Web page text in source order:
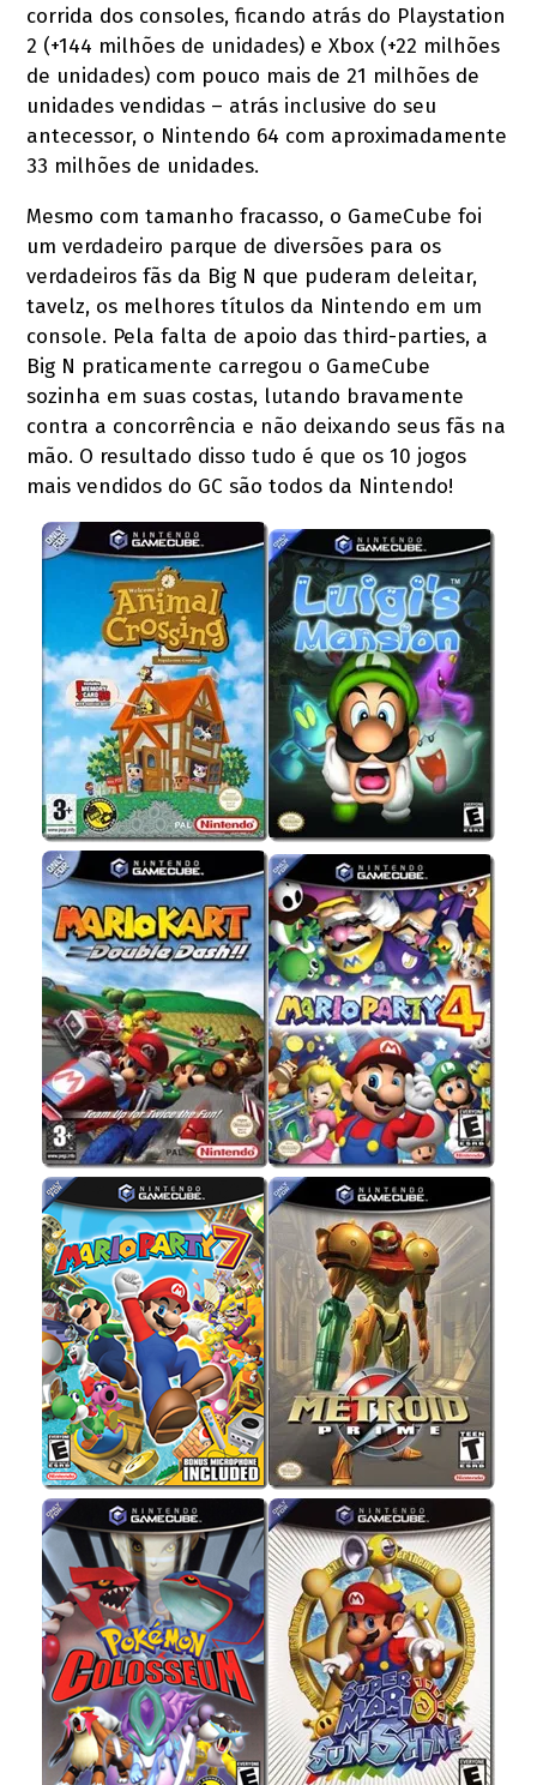
corrida dos consoles, ficando atrás do Playstation
2 (+144 milhões de unidades) e Xbox (+22 milhões
de unidades) com pouco mais de 21 milhões de
unidades vendidas – atrás inclusive do seu
antecessor, o Nintendo 64 com aproximadamente
33 milhões de unidades.
Mesmo com tamanho fracasso, o GameCube foi
um verdadeiro parque de diversões para os
verdadeiros fãs da Big N que puderam deleitar,
tavelz, os melhores títulos da Nintendo em um
console. Pela falta de apoio das third-parties, a
Big N praticamente carregou o GameCube
sozinha em suas costas, lutando bravamente
contra a concorrência e não deixando seus fãs na
mão. O resultado disso tudo é que os 10 jogos
mais vendidos do GC são todos da Nintendo!